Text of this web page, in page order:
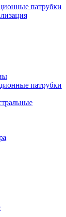
патрубки
патрубки